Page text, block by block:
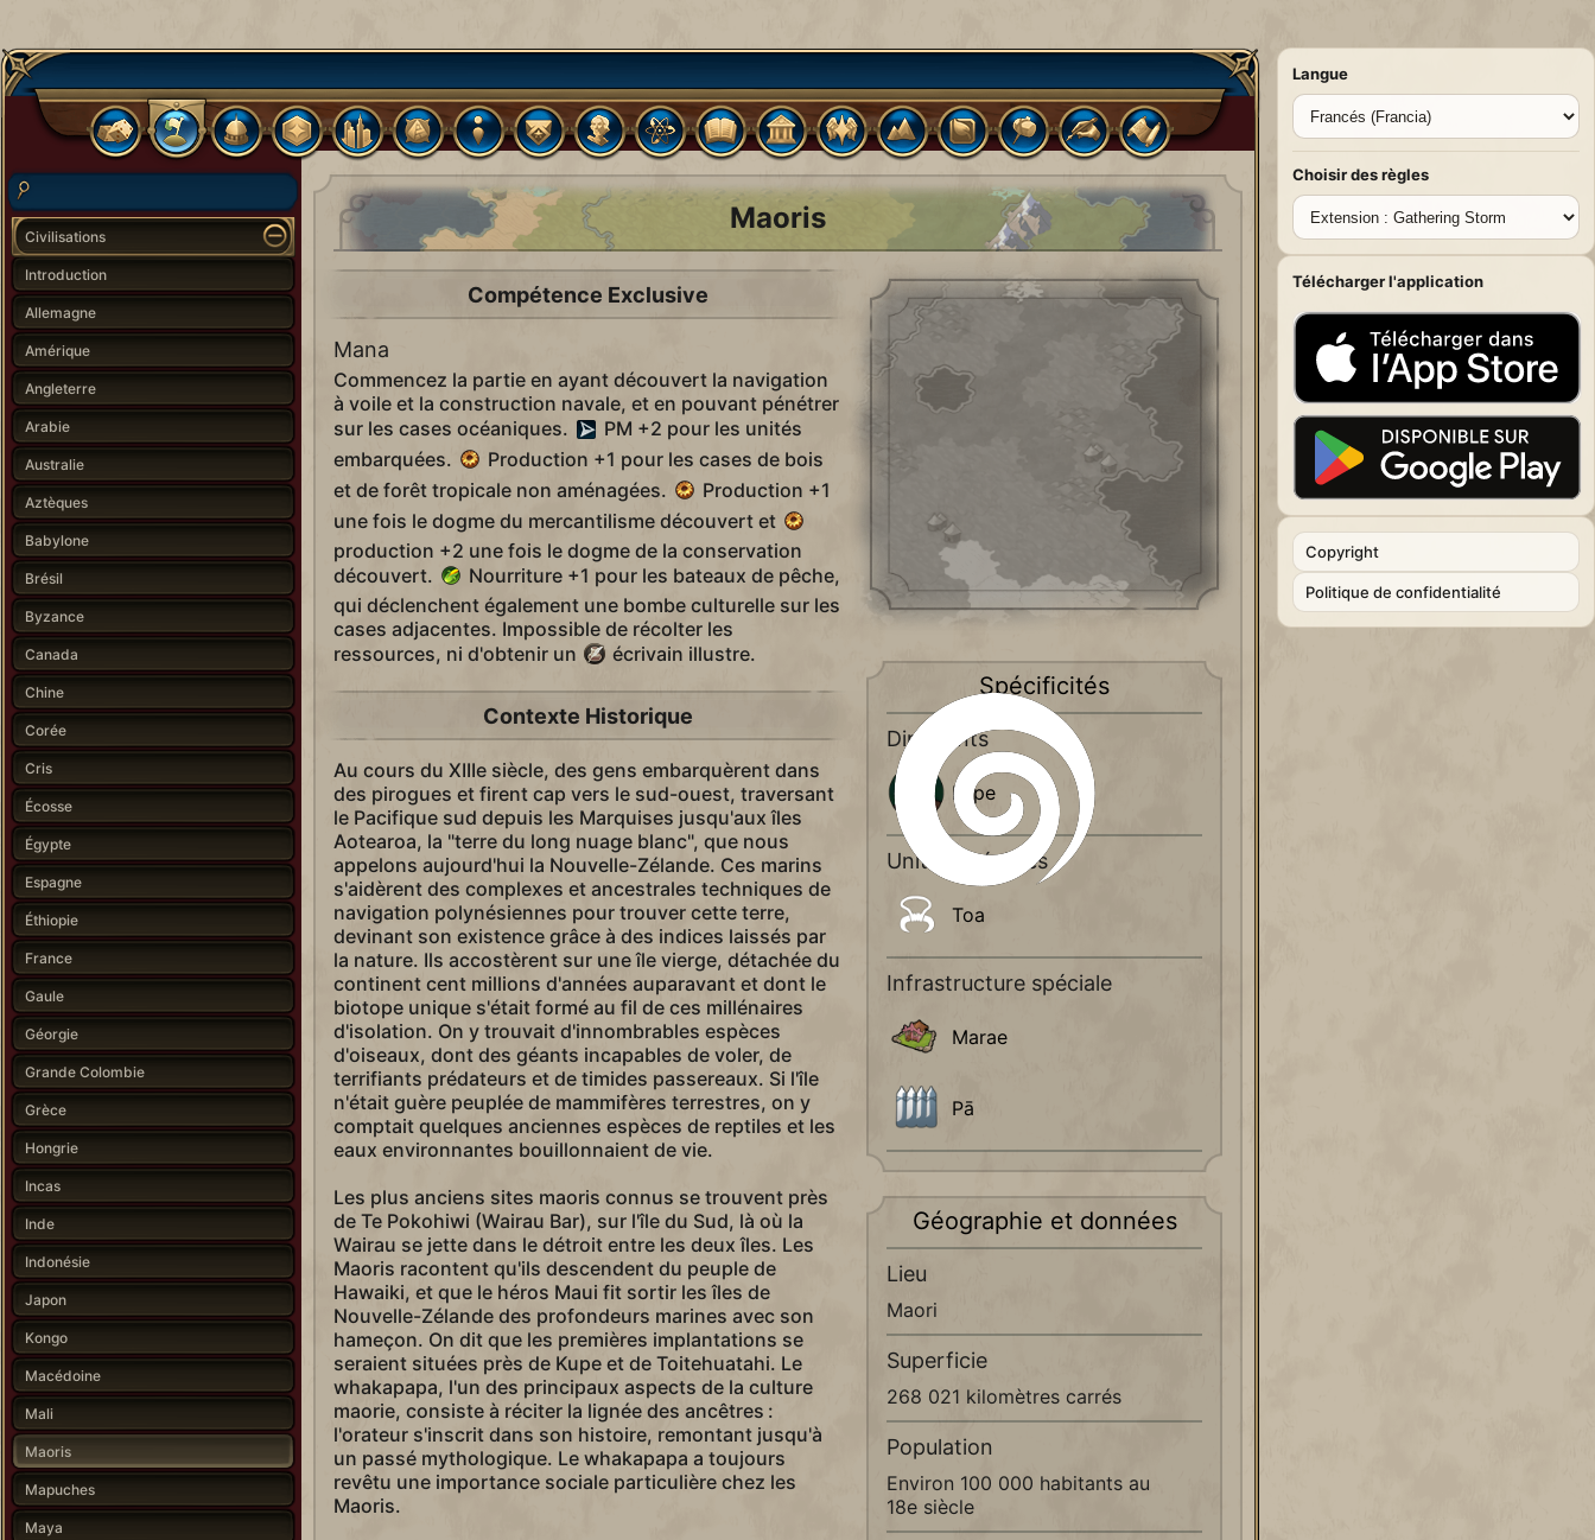
Civilisations
Introduction
Allemagne
Amérique
Angleterre
Arabie
Australie
Aztèques
Babylone
Brésil
Byzance
Canada
Chine
Corée
Cris
Écosse
Égypte
Espagne
Éthiopie
France
Gaule
Géorgie
Grande Colombie
Grèce
Hongrie
Incas
Inde
Indonésie
Japon
Kongo
Macédoine
Mali
Maoris
Mapuches
Maya
Maoris
Compétence Exclusive
Mana
Commencez la partie en ayant découvert la navigation
à voile et la construction navale, et en pouvant pénétrer
sur les cases océaniques.
PM +2 pour les unités
embarquées.
Production +1 pour les cases de bois
et de forêt tropicale non aménagées.
Production +1
une fois le dogme du mercantilisme découvert et
production +2 une fois le dogme de la conservation
découvert.
Nourriture +1 pour les bateaux de pêche,
qui déclenchent également une bombe culturelle sur les
cases adjacentes. Impossible de récolter les
ressources, ni d'obtenir un
écrivain illustre.
Contexte Historique
Au cours du XIIIe siècle, des gens embarquèrent dans
des pirogues et firent cap vers le sud-ouest, traversant
le Pacifique sud depuis les Marquises jusqu'aux îles
Aotearoa, la "terre du long nuage blanc", que nous
appelons aujourd'hui la Nouvelle-Zélande. Ces marins
s'aidèrent des complexes et ancestrales techniques de
navigation polynésiennes pour trouver cette terre,
devinant son existence grâce à des indices laissés par
la nature. Ils accostèrent sur une île vierge, détachée du
continent cent millions d'années auparavant et dont le
biotope unique s'était formé au fil de ces millénaires
d'isolation. On y trouvait d'innombrables espèces
d'oiseaux, dont des géants incapables de voler, de
terrifiants prédateurs et de timides passereaux. Si l'île
n'était guère peuplée de mammifères terrestres, on y
comptait quelques anciennes espèces de reptiles et les
eaux environnantes bouillonnaient de vie.
Les plus anciens sites maoris connus se trouvent près
de Te Pokohiwi (Wairau Bar), sur l'île du Sud, là où la
Wairau se jette dans le détroit entre les deux îles. Les
Maoris racontent qu'ils descendent du peuple de
Hawaiki, et que le héros Maui fit sortir les îles de
Nouvelle-Zélande des profondeurs marines avec son
hameçon. On dit que les premières implantations se
seraient situées près de Kupe et de Toitehuatahi. Le
whakapapa, l'un des principaux aspects de la culture
maorie, consiste à réciter la lignée des ancêtres :
l'orateur s'inscrit dans son histoire, remontant jusqu'à
un passé mythologique. Le whakapapa a toujours
revêtu une importance sociale particulière chez les
Maoris.
Spécificités
Dirigeants
Kupe
Unités spéciales
Toa
Infrastructure spéciale
Marae
Pā
Géographie et données
Lieu
Maori
Superficie
268 021 kilomètres carrés
Population
Environ 100 000 habitants au
18e siècle
Langue
Choisir des règles
Télécharger l'application
Copyright
Politique de confidentialité